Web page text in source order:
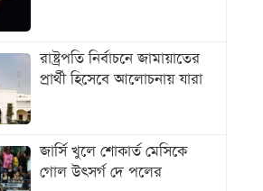
রাষ্ট্রপতি নির্বাচনে জামায়াতের
প্রার্থী হিসেবে আলোচনায় যারা
জার্সি খুলে শোকার্ত মেসিকে
গোল উৎসর্গ দে পলের